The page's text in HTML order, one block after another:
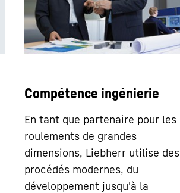
Compétence ingénierie
En tant que partenaire pour les
roulements de grandes
dimensions, Liebherr utilise des
procédés modernes, du
développement jusqu'à la